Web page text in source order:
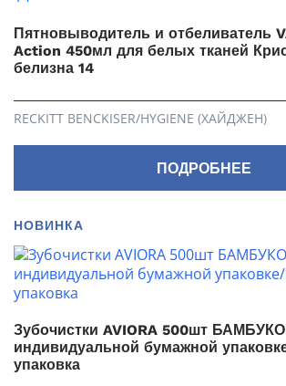
Пятновыводитель и отбеливатель
Action 450мл для белых тканей
белизна 14
RECKITT BENCKISER/HYGIENE (ХАЙДЖЕН)
ПОДРОБНЕЕ
НОВИНКА
Зубочистки AVIORA 500шт
индивидуальной бумажной
упаковка